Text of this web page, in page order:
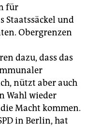
für
Staatssäckel und
Obergrenzen
dazu, dass das
nützt aber auch
Wahl wieder
Macht kommen.
in Berlin, hat